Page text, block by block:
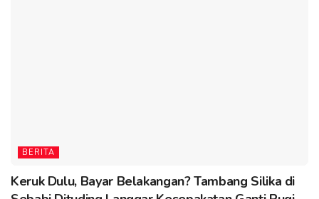
BERITA
Keruk Dulu, Bayar Belakangan? Tambang Silika di